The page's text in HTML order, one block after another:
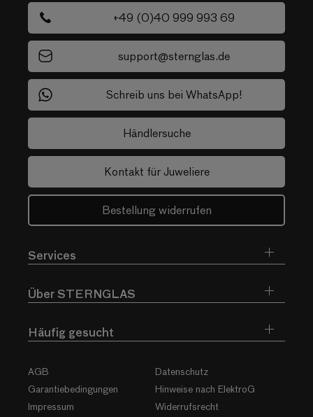
+49 (0)40 999 993 69
support@sternglas.de
Schreib uns bei WhatsApp!
Händlersuche
Kontakt für Juweliere
Bestellung widerrufen
Services
Über STERNGLAS
Häufig gesucht
AGB
Datenschutz
Garantiebedingungen
Hinweise nach ElektroG
Impressum
Widerrufsrecht